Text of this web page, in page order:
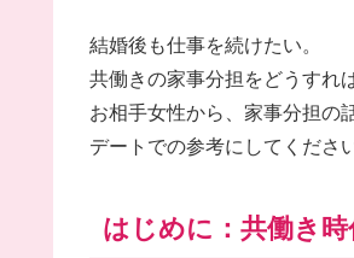
結婚後も仕事を続けたい。
共働きの家事分担をどうすれ
お相手女性から、家事分担の
デートでの参考にしてください
はじめに：共働き